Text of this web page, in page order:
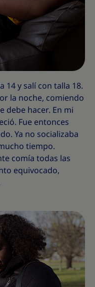
14 y salí con talla 18.
la noche, comiendo
debe hacer. En mi
Fue entonces
Ya no socializaba
tiempo.
comía todas las
equivocado,